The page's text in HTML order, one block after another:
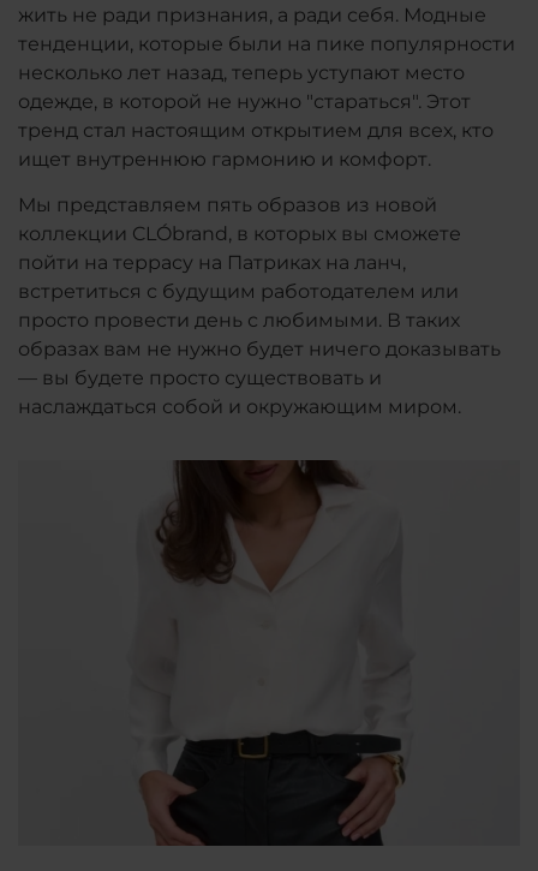
жить не ради признания, а ради себя. Модные
тенденции, которые были на пике популярности
несколько лет назад, теперь уступают место
одежде, в которой не нужно "стараться". Этот
тренд стал настоящим открытием для всех, кто
ищет внутреннюю гармонию и комфорт.
Мы представляем пять образов из новой
коллекции CLÓbrand, в которых вы сможете
пойти на террасу на Патриках на ланч,
встретиться с будущим работодателем или
просто провести день с любимыми. В таких
образах вам не нужно будет ничего доказывать
— вы будете просто существовать и
наслаждаться собой и окружающим миром.